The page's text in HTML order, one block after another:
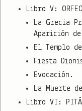
Libro V:
La Grecia
Aparición
El Templo
Fiesta
Evocación.
La Muerte
Libro VI: